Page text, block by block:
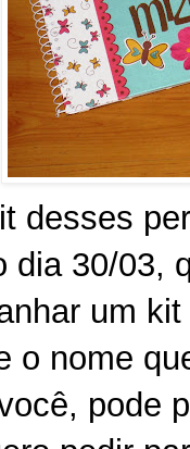
desses
dia 30/03,
um
o nome
pode